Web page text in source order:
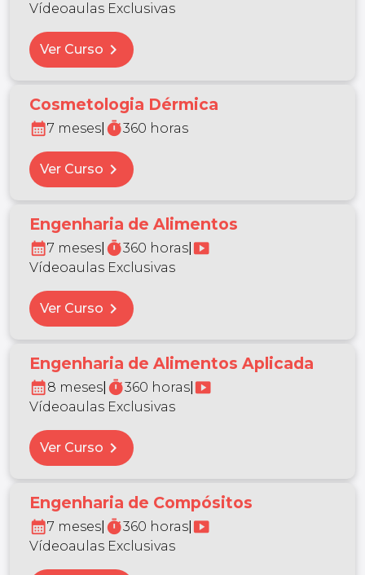
Vídeoaulas Exclusivas
Ver Curso chevron_right
Cosmetologia Dérmica
calendar_month7 meses timer360 horas
Ver Curso chevron_right
Engenharia de Alimentos
calendar_month7 meses timer360 horas smart_display
Vídeoaulas Exclusivas
Ver Curso chevron_right
Engenharia de Alimentos Aplicada
calendar_month8 meses timer360 horas smart_display
Vídeoaulas Exclusivas
Ver Curso chevron_right
Engenharia de Compósitos
calendar_month7 meses timer360 horas smart_display
Vídeoaulas Exclusivas